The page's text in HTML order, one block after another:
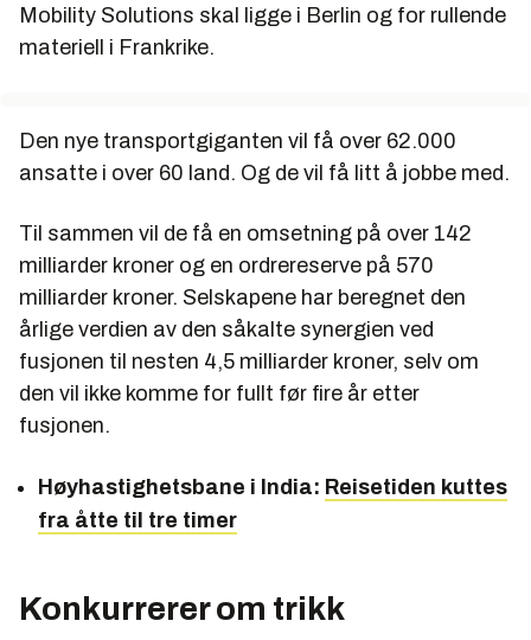
Mobility Solutions skal ligge i Berlin og for rullende
materiell i Frankrike.
Den nye transportgiganten vil få over 62.000
ansatte i over 60 land. Og de vil få litt å jobbe med.
Til sammen vil de få en omsetning på over 142
milliarder kroner og en ordrereserve på 570
milliarder kroner. Selskapene har beregnet den
årlige verdien av den såkalte synergien ved
fusjonen til nesten 4,5 milliarder kroner, selv om
den vil ikke komme for fullt før fire år etter
fusjonen.
Høyhastighetsbane i India: Reisetiden kuttes
fra åtte til tre timer
Konkurrerer om trikk